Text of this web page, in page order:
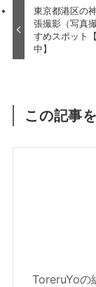
東京都港区の
張撮影（写真
すめスポット
中】
この記事
ToreruYoの